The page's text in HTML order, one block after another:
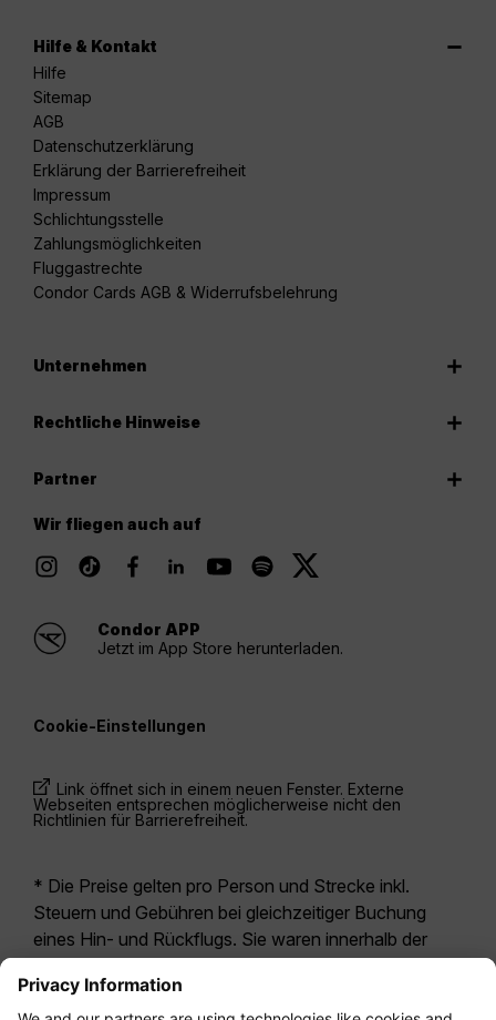
Hilfe & Kontakt
Hilfe
Sitemap
AGB
Datenschutzerklärung
Erklärung der Barrierefreiheit
Impressum
Schlichtungsstelle
Zahlungsmöglichkeiten
Fluggastrechte
Condor Cards AGB & Widerrufsbelehrung
Unternehmen
Rechtliche Hinweise
Partner
Wir fliegen auch auf
Condor APP
Jetzt im App Store herunterladen.
Cookie-Einstellungen
Link öffnet sich in einem neuen Fenster. Externe
Webseiten entsprechen möglicherweise nicht den
Richtlinien für Barrierefreiheit.
* Die Preise gelten pro Person und Strecke inkl.
Steuern und Gebühren bei gleichzeitiger Buchung
eines Hin- und Rückflugs. Sie waren innerhalb der
möglicherweise nicht mehr aktuell. Bei den für die